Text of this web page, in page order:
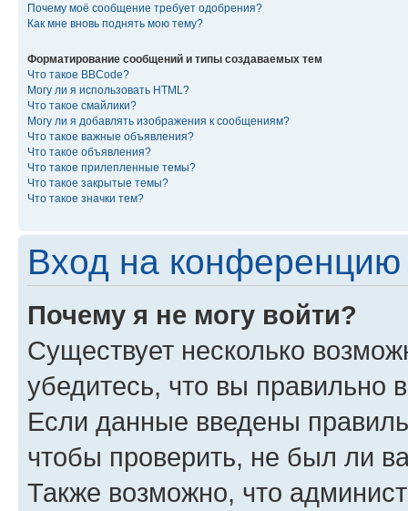
Почему моё сообщение требует одобрения?
Как мне вновь поднять мою тему?
Форматирование сообщений и типы создаваемых тем
Что такое BBCode?
Могу ли я использовать HTML?
Что такое смайлики?
Могу ли я добавлять изображения к сообщениям?
Что такое важные объявления?
Что такое объявления?
Что такое прилепленные темы?
Что такое закрытые темы?
Что такое значки тем?
Вход на конференцию
Почему я не могу войти?
Существует несколько
убедитесь, что вы правильно
Если данные введены
чтобы проверить, не был ли
Также возможно, что